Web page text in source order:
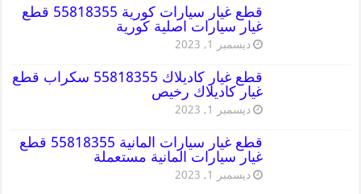
قطع غيار سيارات كورية 55818355 قطع
غيار سيارات اصلية كورية
ديسمبر 1, 2023
قطع غيار كاديلاك 55818355 سكراب قطع
غيار كاديلاك رخيص
ديسمبر 1, 2023
قطع غيار سيارات المانية 55818355 قطع
غيار سيارات المانية مستعملة
ديسمبر 1, 2023